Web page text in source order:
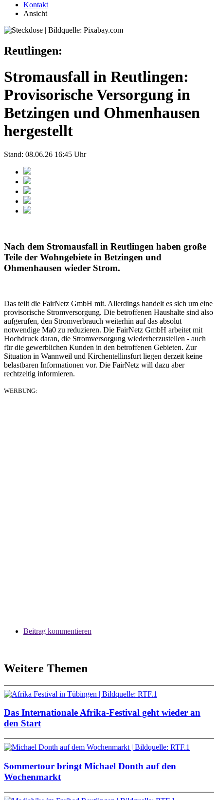
Kontakt
Ansicht
Reutlingen:
Stromausfall in Reutlingen:
Provisorische Versorgung in
Betzingen und Ohmenhausen
hergestellt
Stand: 08.06.26 16:45 Uhr
Nach dem Stromausfall in Reutlingen haben große
Teile der Wohngebiete in Betzingen und
Ohmenhausen wieder Strom.
Das teilt die FairNetz GmbH mit. Allerdings handelt es sich um eine
provisorische Stromversorgung. Die betroffenen Haushalte sind also
aufgerufen, den Stromverbrauch weiterhin auf das absolut
notwendige Ma0 zu reduzieren. Die FairNetz GmbH arbeitet mit
Hochdruck daran, die Stromversorgung wiederherzustellen - auch
für die gewerblichen Kunden in den betroffenen Gebieten. Zur
Situation in Wannweil und Kirchentellinsfurt liegen derzeit keine
belastbaren Informationen vor. Die FairNetz will dazu aber
rechtzeitig informieren.
WERBUNG:
Beitrag kommentieren
Weitere Themen
Das Internationale Afrika-Festival geht wieder an
den Start
Sommertour bringt Michael Donth auf den
Wochenmarkt